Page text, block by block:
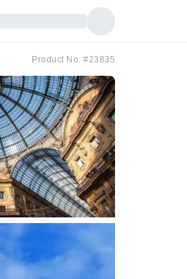
Product No. #23835